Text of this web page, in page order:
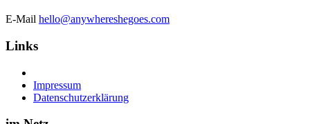
E-Mail hello@anywhereshegoes.com
Links
Impressum
Datenschutzerklärung